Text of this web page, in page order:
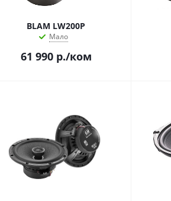
BLAM LW200P
Мало
61 990р./ком